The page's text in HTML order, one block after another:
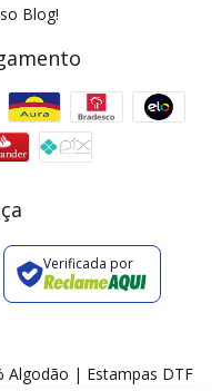
Blog!
Verificada por
Algodão | Estampas DTF
GANHE5
7% OFF